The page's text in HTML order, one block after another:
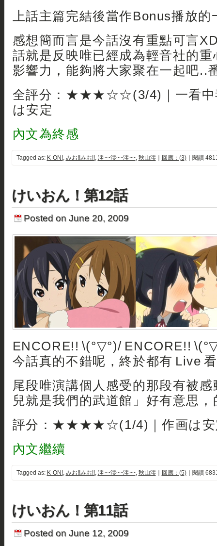
上話主篇完結後當作Bonus播放的
感想簡而言是今話沒有重點可言
話就是反映唯已經成為輕音社的
影響力，能夠將大家聚在一起吧..
全評分：★★★☆☆(3/4)｜一看中
は安定
內文為終感
Tagged as: K-ON!, みお!!みお!!, 澪~~澪~~澪~~, 秋山澪｜ 回應：(3)｜閱讀
けいおん！第12話
Posted on June 20, 2009
ENCORE!! \(°▽°)/ ENCORE!!
今話真的不錯呢，終於都有 Live
尾段唯演講個人感受的那段有被
兒就是我們的武道館」好有意思
評分：★★★★☆(1/4)｜作画は安
內文繼續
Tagged as: K-ON!, みお!!みお!!, 澪~~澪~~澪~~, 秋山澪｜ 回應：(5)｜閱讀
けいおん！第11話
Posted on June 12, 2009